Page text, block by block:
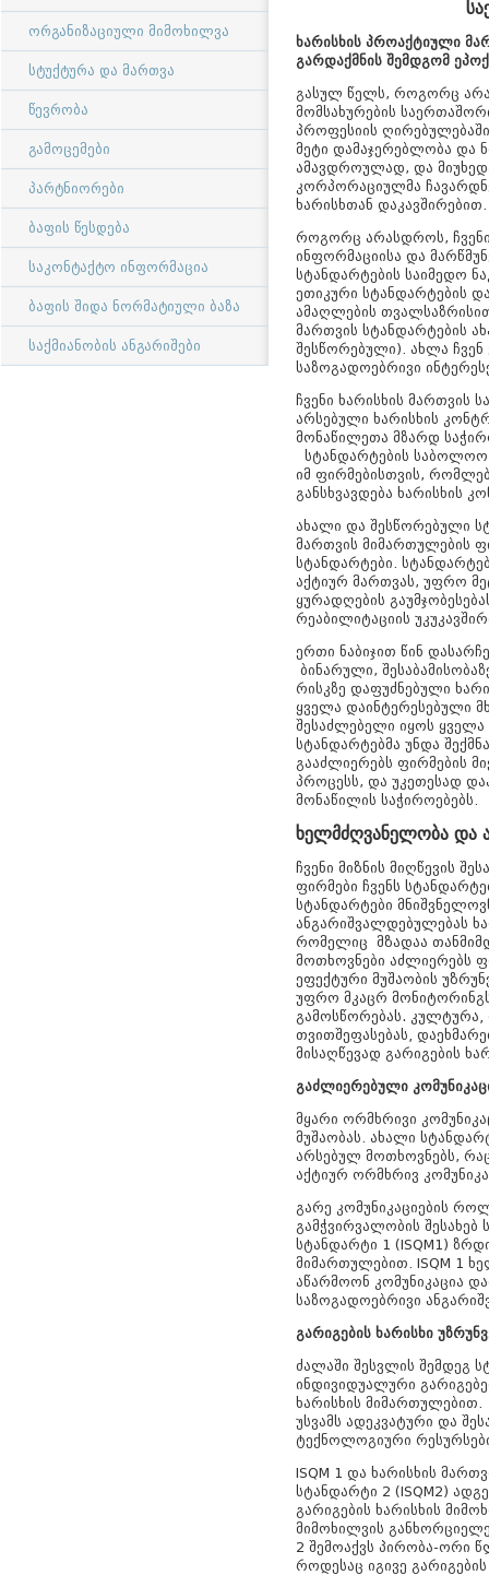
ორგანიზაციული მიმოხილვა
სტუქტურა და მართვა
წევრობა
გამოცემები
პარტნიორები
ბაფის წესდება
საკონტაქტო ინფორმაცია
ბაფის შიდა ნორმატიული ბაზა
საქმიანობის ანგარიშები
ხარისხის პროაქტიული
გარდაქმნის შემდგომ
გასულ წელს, როგორც
მომსახურების
პროფესიის
მეტი დამაჯერებლობა და
ამავდროულად, და
კორპორაციულმა
ხარისხთან დაკავშირებით.
როგორც არასდროს, ჩვენი
ინფორმაციისა და
სტანდარტების საიმედო
ეთიკური სტანდარტების
ამაღლების
მართვის სტანდარტების
შესწორებული). ახლა
საზოგადოებრივი
ჩვენი ხარისხის მართვის
არსებული ხარისხის
მონაწილეთა მზარდ
სტანდარტების საბოლოო
იმ ფირმებისთვის,
განსხვავდება ხარისხის
ახალი და შესწორებული
მართვის მიმართულების
სტანდარტები.
აქტიურ მართვას, უფრო
ყურადღების
რეაბილიტაციის
ერთი ნაბიჯით წინ
ბინარული,
რისკზე დაფუძნებული
ყველა დაინტერესებული
შესაძლებელი იყოს
სტანდარტებმა უნდა
გააძლიერებს ფირმების
პროცესს, და უკეთესად
მონაწილის საჭიროებებს.
ხელმძღვანელობა და
ჩვენი მიზნის მიღწევის
ფირმები ჩვენს
სტანდარტები
ანგარიშვალდებულებას
რომელიც მზადაა
მოთხოვნები აძლიერებს
ეფექტური მუშაობის
უფრო მკაცრ
გამოსწორებას.
თვითშეფასებას,
მისაღწევად გარიგების
გაძლიერებული
მყარი ორმხრივი
მუშაობას. ახალი
არსებულ მოთხოვნებს,
აქტიურ ორმხრივ
გარე კომუნიკაციების
გამჭვირვალობის შესახებ
სტანდარტი 1 (ISQM1)
მიმართულებით. ISQM 1
აწარმოონ კომუნიკაცია
საზოგადოებრივი
გარიგების ხარისხი
ძალაში შესვლის შემდეგ
ინდივიდუალური
ხარისხის
უსვამს ადეკვატური და
ტექნოლოგიური
ISQM 1 და ხარისხის
სტანდარტი 2 (ISQM2)
გარიგების ხარისხის
მიმოხილვის
2 შემოაქვს პირობა-ორი
როდესაც იგივე